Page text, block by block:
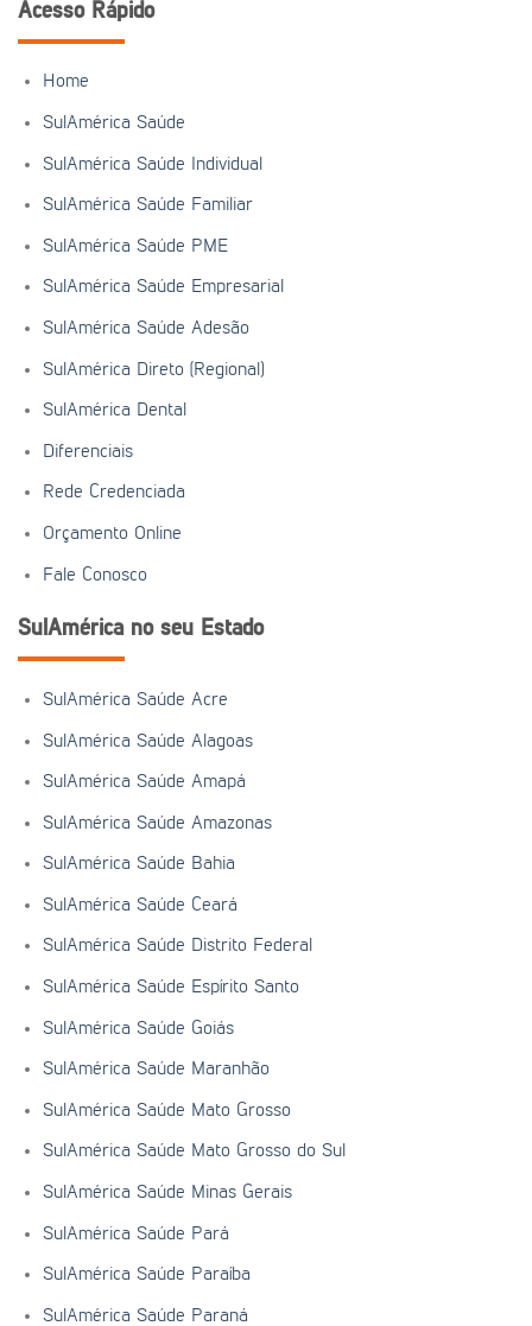
Acesso Rápido
Home
SulAmérica Saúde
SulAmérica Saúde Individual
SulAmérica Saúde Familiar
SulAmérica Saúde PME
SulAmérica Saúde Empresarial
SulAmérica Saúde Adesão
SulAmérica Direto (Regional)
SulAmérica Dental
Diferenciais
Rede Credenciada
Orçamento Online
Fale Conosco
SulAmérica no seu Estado
SulAmérica Saúde Acre
SulAmérica Saúde Alagoas
SulAmérica Saúde Amapá
SulAmérica Saúde Amazonas
SulAmérica Saúde Bahia
SulAmérica Saúde Ceará
SulAmérica Saúde Distrito Federal
SulAmérica Saúde Espírito Santo
SulAmérica Saúde Goiás
SulAmérica Saúde Maranhão
SulAmérica Saúde Mato Grosso
SulAmérica Saúde Mato Grosso do Sul
SulAmérica Saúde Minas Gerais
SulAmérica Saúde Pará
SulAmérica Saúde Paraíba
SulAmérica Saúde Paraná